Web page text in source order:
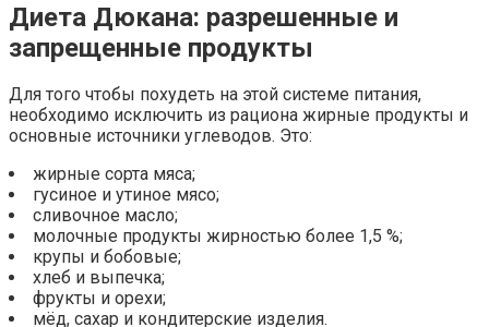
Диета Дюкана: разрешенные и
запрещенные продукты
Для того чтобы похудеть на этой системе питания,
необходимо исключить из рациона жирные продукты и
основные источники углеводов. Это:
жирные сорта мяса;
гусиное и утиное мясо;
сливочное масло;
молочные продукты жирностью более 1,5 %;
крупы и бобовые;
хлеб и выпечка;
фрукты и орехи;
мёд, сахар и кондитерские изделия.